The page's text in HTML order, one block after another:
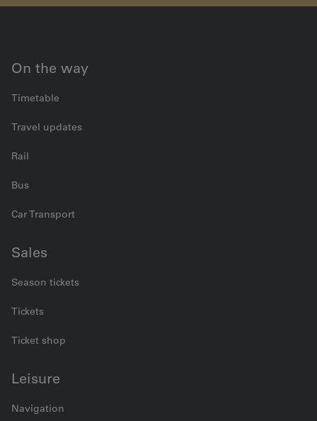
On the way
Timetable
Travel updates
Rail
Bus
Car Transport
Sales
Season tickets
Tickets
Ticket shop
Leisure
Navigation